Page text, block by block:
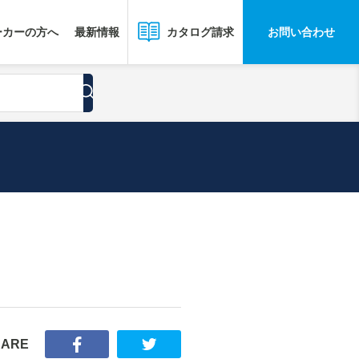
ーの方へ 最新情報 カタログ請求 お問い合わせ